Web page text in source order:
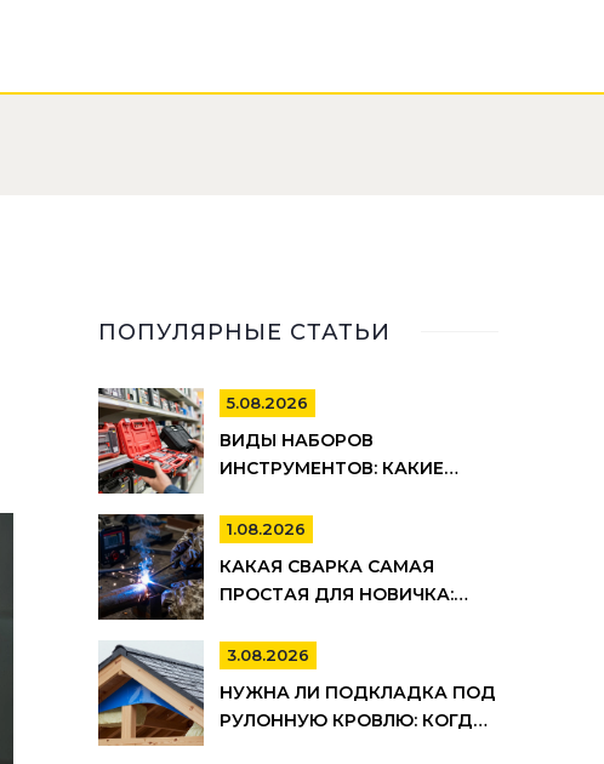
ПОПУЛЯРНЫЕ СТАТЬИ
5.08.2026
ВИДЫ НАБОРОВ
ИНСТРУМЕНТОВ: КАКИЕ
КАК ВЫБРАТЬ
1.08.2026
КАКАЯ СВАРКА САМАЯ
ПРОСТАЯ ДЛЯ НОВИЧКА:
СОВЕТЫ ПО ВЫБОРУ
3.08.2026
НУЖНА ЛИ ПОДКЛАДКА ПОД
РУЛОННУЮ КРОВЛЮ: КОГДА